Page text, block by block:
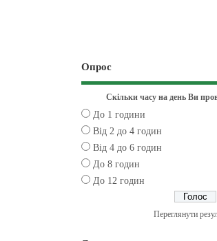
Опрос
Скільки часу на день Ви
До 1 години
Від 2 до 4 годин
Від 4 до 6 годин
До 8 годин
До 12 годин
Переглянути